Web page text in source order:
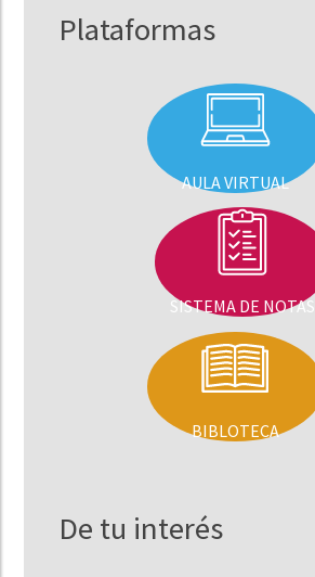
Plataformas
AULA VIRTUAL
SISTEMA DE NOTAS
BIBLOTECA
De tu interés